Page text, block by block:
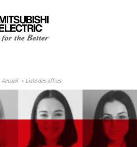
Accueil Liste des offres